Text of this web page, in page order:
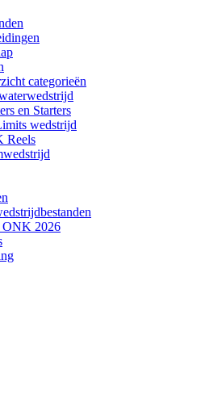
categorieën
en Starters
wedstrijd
Reels
ONK 2026